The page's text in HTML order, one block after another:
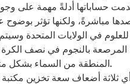
حساباتها أدلةً مهمة على
في الولايات المتحدة وسيتم
المرصعة بالنجوم في نصف
المنطقة من السماء بشكل متكرر لمدة عشر سنوات متتالية.
ذات الدقة 320 مليون بكسل 20 مليار مجرة ​​وتجمع ما يصل إلى 60 بيتابايت من